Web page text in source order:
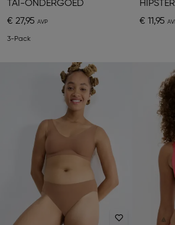
TAI-ONDERGOED
€ 27,95
3-Pack
HIPSTER
€ 11,95